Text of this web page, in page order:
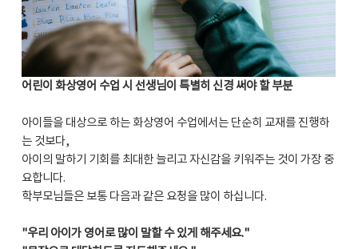
어린이 화상영어 수업 시 선생님이 특별히 신경 써야 할 부분
아이들을 대상으로 하는 화상영어 수업에서는 단순히 교재를 진행하
는 것보다,
아이의 말하기 기회를 최대한 늘리고 자신감을 키워주는 것이 가장 중
요합니다.
학부모님들은 보통 다음과 같은 요청을 많이 하십니다.
"우리 아이가 영어로 많이 말할 수 있게 해주세요."